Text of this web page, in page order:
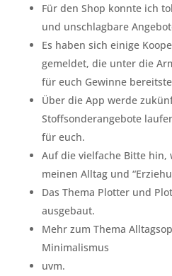
Für den Shop konnte ich
und unschlagbare
Es haben sich einige
gemeldet, die unter die
für euch Gewinne
Über die App werde
Stoffsonderangebote
für euch.
Auf die vielfache Bitte
meinen Alltag und
Das Thema Plotter und
ausgebaut.
Mehr zum Thema
Minimalismus
uvm.